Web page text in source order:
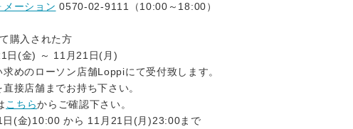
ーション 0570-02-9111（10:00～18:00）
購入された方
日(金) ～ 11月21日(月)
求めのローソン店舗Loppiにて受付致します。
接店舗までお持ち下さい。
こちらからご確認下さい。
日(金)10:00 から 11月21日(月)23:00まで